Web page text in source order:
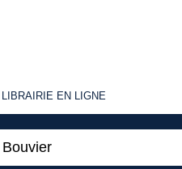
LIBRAIRIE
LIBRAIRIE EN LIGNE